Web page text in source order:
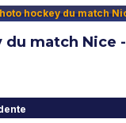
hockey du match
du match Nice